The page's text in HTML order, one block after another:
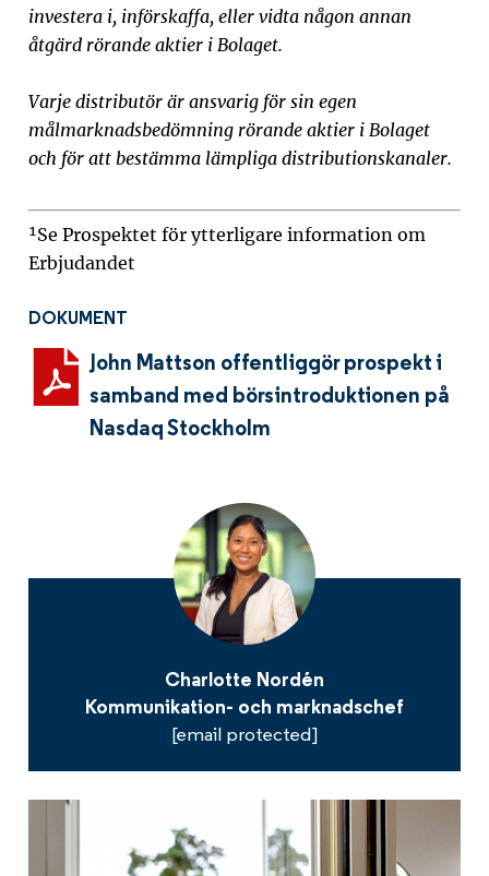
investera i, införskaffa, eller vidta någon annan
åtgärd rörande aktier i Bolaget.
Varje distributör är ansvarig för sin egen
målmarknadsbedömning rörande aktier i Bolaget
och för att bestämma lämpliga distributionskanaler.
¹Se Prospektet för ytterligare information om
Erbjudandet
DOKUMENT
John Mattson offentliggör prospekt i
samband med börsintroduktionen på
Nasdaq Stockholm
Charlotte Nordén
Kommunikation- och marknadschef
[email protected]